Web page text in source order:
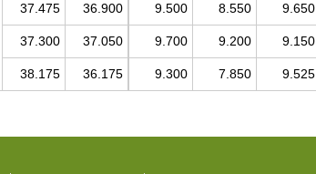
37.475 36.900 9.500 8.550 9.650
37.300 37.050 9.700 9.200 9.150
38.175 36.175 9.300 7.850 9.525